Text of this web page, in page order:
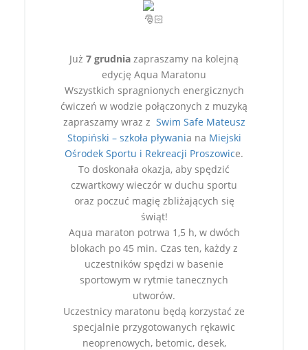
Już 7 grudnia zapraszamy na kolejną
edycję Aqua Maratonu
Wszystkich spragnionych energicznych
ćwiczeń w wodzie połączonych z muzyką
zapraszamy wraz z Swim Safe Mateusz
Stopiński – szkoła pływania na Miejski
Ośrodek Sportu i Rekreacji Proszowice.
To doskonała okazja, aby spędzić
czwartkowy wieczór w duchu sportu
oraz poczuć magię zbliżających się
świąt!
Aqua maraton potrwa 1,5 h, w dwóch
blokach po 45 min. Czas ten, każdy z
uczestników spędzi w basenie
sportowym w rytmie tanecznych
utworów.
Uczestnicy maratonu będą korzystać ze
specjalnie przygotowanych rękawic
neoprenowych, betomic, desek,